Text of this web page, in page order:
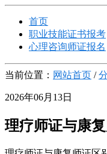
首页
职业技能证书报考
心理咨询师证报名
当前位置： 网站首页 /
2026年06月13日
理疗师证与康